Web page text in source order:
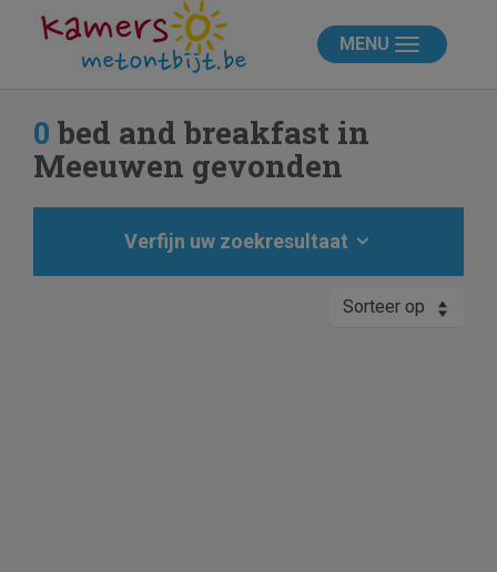
MENU
0 bed and breakfast in
Meeuwen gevonden
Verfijn uw zoekresultaat
Sorteer op